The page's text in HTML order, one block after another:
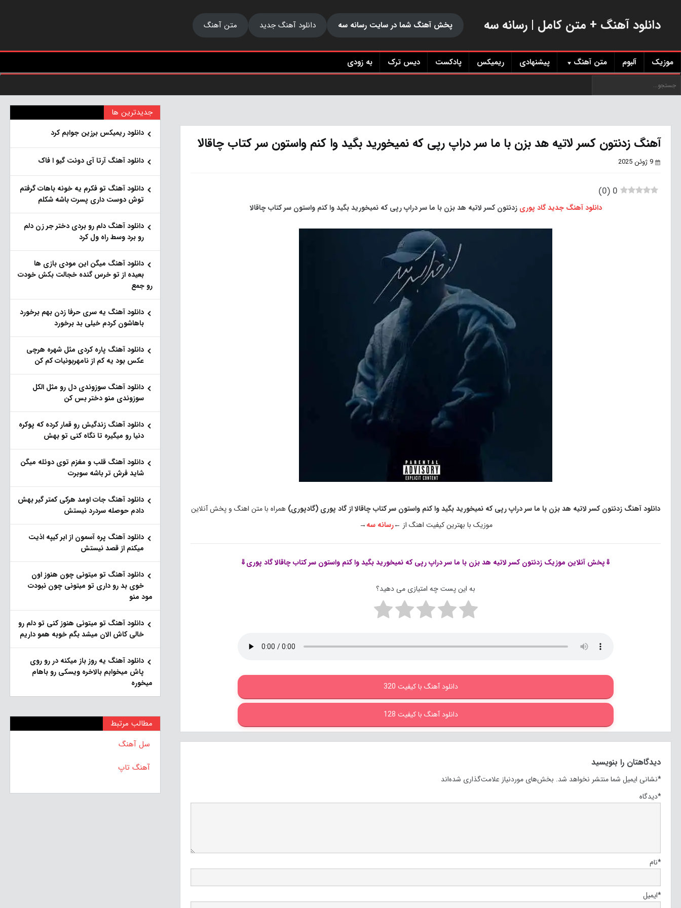
دانلود آهنگ + متن کامل | رسانه سه پخش آهنگ شما در سایت رسانه سه دانلود آهنگ جدید متن آهنگ
موزیک آلبوم متن آهنگ پیشنهادی ریمیکس پادکست دیس ترک به زودی
آهنگ زدنتون کسر لاتیه هد بزن با ما سر دراپ رپی که نمیخورید بگید وا کنم واستون سر کتاب چاقالا
9 ژوئن 2025
0
(
0
)
دانلود آهنگ جدید گاد پوری زدنتون کسر لاتیه هد بزن با ما سر دراپ رپی که نمیخورید بگید وا کنم واستون سر کتاب چاقالا
دانلود آهنگ زدنتون کسر لاتیه هد بزن با ما سر دراپ رپی که نمیخورید بگید وا کنم واستون سر کتاب چاقالا از گاد پوری (گادپوری) همراه با متن اهنگ و پخش آنلاین
موزیک با بهترین کیفیت اهنگ از ←رسانه سه→
⇓پخش آنلاین موزیک زدنتون کسر لاتیه هد بزن با ما سر دراپ رپی که نمیخورید بگید وا کنم واستون سر کتاب چاقالا گاد پوری⇓
به این پست چه امتیازی می دهید؟
دانلود آهنگ با کیفیت 320
دانلود آهنگ با کیفیت 128
دیدگاهتان را بنویسید
نشانی ایمیل شما منتشر نخواهد شد. بخش‌های موردنیاز علامت‌گذاری شده‌اند
*
دیدگاه*
نام*
ایمیل*
جدیدترین ها
دانلود ریمیکس برزین جوابم کرد
دانلود آهنگ آرتا آی دونت گیو ا فاک
دانلود آهنگ تو فکرم یه خونه باهات گرفتم
توش دوست داری پسرت باشه شکلم
دانلود آهنگ دلم رو بردی دختر جر زن دلم
رو برد وسط راه ول کرد
دانلود آهنگ میگن این مودی بازی ها
بعیده از تو خرس گنده خجالت بکش خودت
رو جمع
دانلود آهنگ یه سری حرفا زدن بهم برخورد
باهاشون کردم خیلی بد برخورد
دانلود آهنگ پاره کردی مثل شهره هرچی
عکس بود یه کم از نامهربونیات کم کن
دانلود آهنگ سوزوندی دل رو مثل الکل
سوزوندی منو دختر بس کن
دانلود آهنگ زندگیش رو قمار کرده که پوکره
دنیا رو میگیره تا نگاه کنی تو بهش
دانلود آهنگ قلب و مغزم توی دوئله میگن
شاید فرش تر باشه سوبرت
دانلود آهنگ جات اومد هرکی کمتر گیر بهش
دادم حوصله سردرد نیستش
دانلود آهنگ پره آسمون از ابر کیپه اذیت
میکنم از قصد نیستش
دانلود آهنگ تو میتونی چون هنوز اون
خوی بد رو داری تو میتونی چون نبودت
مود منو
دانلود آهنگ تو میتونی هنوز کنی تو دلم رو
خالی کاش الان میشد بگم خوبه همو داریم
دانلود آهنگ یه روز باز‌ میکنه در رو روی
پاش میخوابم بالاخره ویسکی رو باهام
میخوره
مطالب مرتبط
سل آهنگ
آهنگ تاپ